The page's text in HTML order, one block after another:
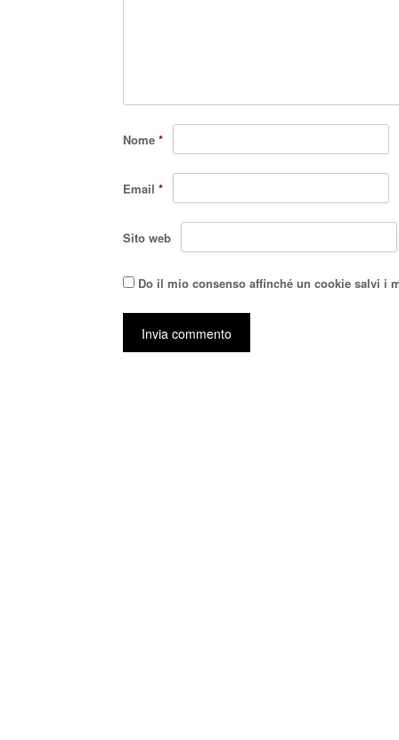
Nome *
Email *
Sito web
Do il mio consenso affinché un cookie salvi i